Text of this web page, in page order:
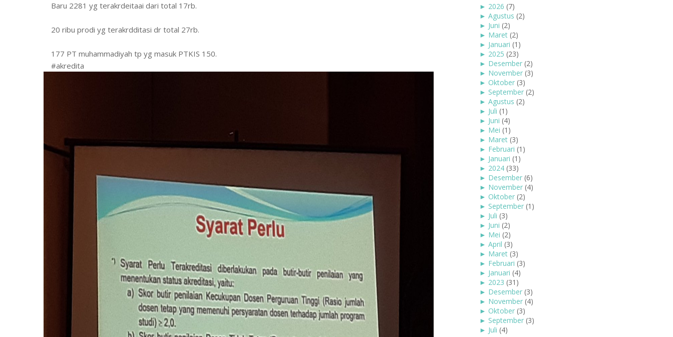
Baru 2281 yg terakrdeitaai dari total 17rb.
20 ribu prodi yg terakrdditasi dr total 27rb.
177 PT muhammadiyah tp yg masuk PTKIS 150.
#akredita
► 2026 (7)
► Agustus (2)
► Juni (2)
► Maret (2)
► Januari (1)
► 2025 (23)
► Desember (2)
► November (3)
► Oktober (3)
► September (2)
► Agustus (2)
► Juli (1)
► Juni (4)
► Mei (1)
► Maret (3)
► Februari (1)
► Januari (1)
► 2024 (33)
► Desember (6)
► November (4)
► Oktober (2)
► September (1)
► Juli (3)
► Juni (2)
► Mei (2)
► April (3)
► Maret (3)
► Februari (3)
► Januari (4)
► 2023 (31)
► Desember (3)
► November (4)
► Oktober (3)
► September (3)
► Juli (4)